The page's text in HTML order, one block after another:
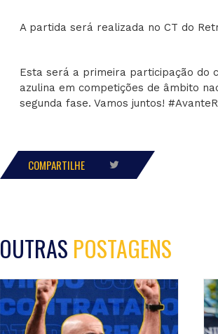
A partida será realizada no CT do
Esta será a primeira participação do
azulina em competições de âmbito
segunda fase. Vamos juntos!
COMPARTILHE
OUTRAS POSTAGENS